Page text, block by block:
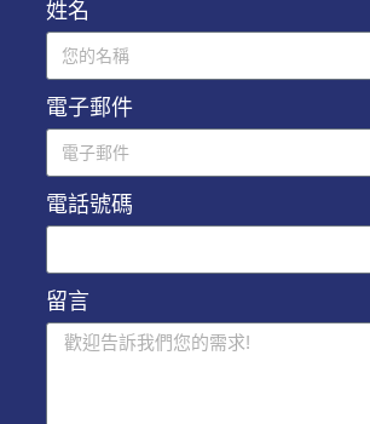
姓名
電子郵件
電話號碼
留言